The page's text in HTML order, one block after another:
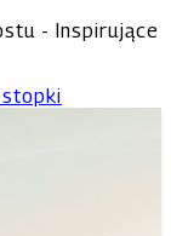
- Inspirujące